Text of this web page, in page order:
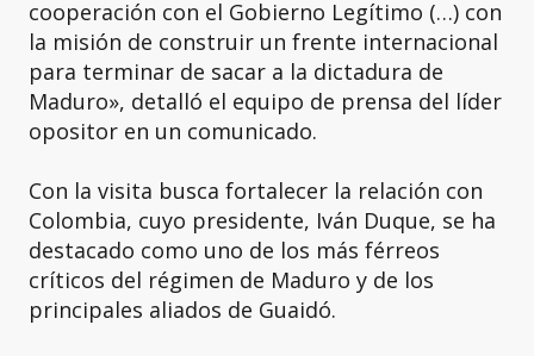
cooperación con el Gobierno Legítimo (…) con
la misión de construir un frente internacional
para terminar de sacar a la dictadura de
Maduro», detalló el equipo de prensa del líder
opositor en un comunicado.
Con la visita busca fortalecer la relación con
Colombia, cuyo presidente, Iván Duque, se ha
destacado como uno de los más férreos
críticos del régimen de Maduro y de los
principales aliados de Guaidó.